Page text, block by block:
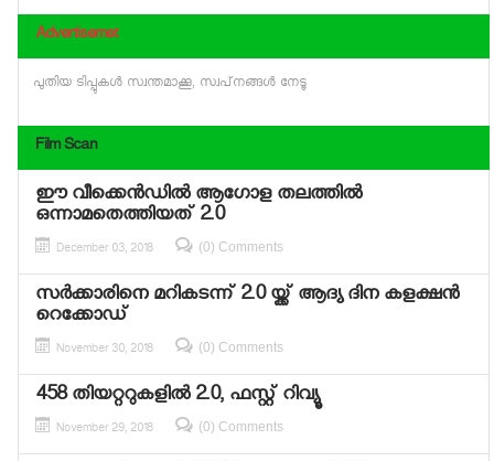
Advertisemet
പുതിയ ടിപ്പുകള്‍ സ്വന്തമാക്കൂ, സ്വപ്‌നങ്ങള്‍ നേടൂ
Film Scan
ഈ വീക്കെന്‍ഡില്‍ ആഗോള തലത്തില്‍
ഒന്നാമതെത്തിയത് 2.0
December 03, 2018 (0) Comments
സര്‍ക്കാരിനെ മറികടന്ന് 2.0 യ്ക്ക് ആദ്യ ദിന കളക്ഷന്‍
റെക്കോഡ്
November 30, 2018 (0) Comments
458 തിയറ്ററുകളില്‍ 2.0, ഫസ്റ്റ് റിവ്യൂ
November 29, 2018 (0) Comments